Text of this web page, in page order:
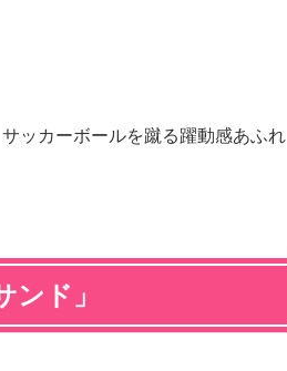
ッカーボールを蹴る躍動感あふれ
ンド 」